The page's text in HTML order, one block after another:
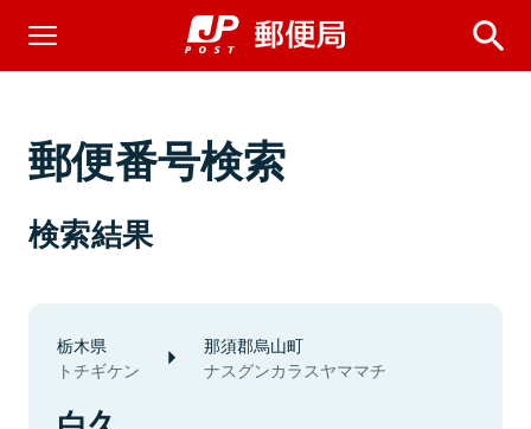
郵便番号検索
検索結果
栃木県
トチギケン
那須郡烏山町
ナスグンカラスヤママチ